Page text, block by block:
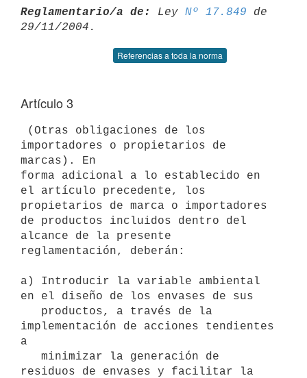
Reglamentario/a de: Ley Nº 17.849 de
Referencias a toda la norma
Artículo 3
importadores o propietarios de
marcas). En
forma adicional a lo establecido en
el artículo precedente, los
propietarios de marca o importadores
de productos incluidos dentro del
alcance de la presente
reglamentación, deberán:
a) Introducir la variable ambiental
en el diseño de los envases de sus
implementación de acciones tendientes
a
residuos de envases y facilitar la